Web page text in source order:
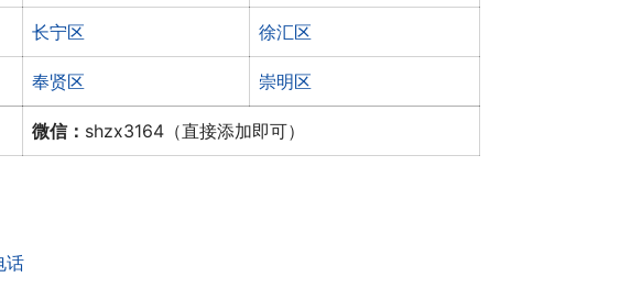
长宁区 徐汇区
奉贤区 崇明区
微信： shzx3164（直接添加即可）
话